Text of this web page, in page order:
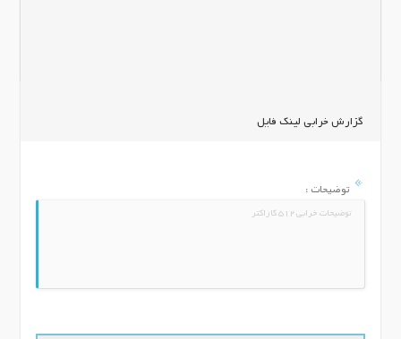
گزارش خرابی لینک فایل
توضیحات :